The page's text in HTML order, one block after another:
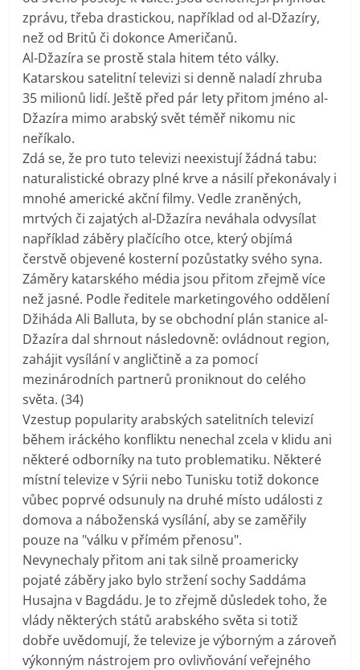
zprávu, třeba drastickou, například od al-Džazíry,
než od Britů či dokonce Američanů.
Al-Džazíra se prostě stala hitem této války.
Katarskou satelitní televizi si denně naladí zhruba
35 milionů lidí. Ještě před pár lety přitom jméno al-
Džazíra mimo arabský svět téměř nikomu nic
neříkalo.
Zdá se, že pro tuto televizi neexistují žádná tabu:
naturalistické obrazy plné krve a násilí překonávaly i
mnohé americké akční filmy. Vedle zraněných,
mrtvých či zajatých al-Džazíra neváhala odvysílat
například záběry plačícího otce, který objímá
čerstvě objevené kosterní pozůstatky svého syna.
Záměry katarského média jsou přitom zřejmě více
než jasné. Podle ředitele marketingového oddělení
Džiháda Ali Balluta, by se obchodní plán stanice al-
Džazíra dal shrnout následovně: ovládnout region,
zahájit vysílání v angličtině a za pomocí
mezinárodních partnerů proniknout do celého
světa. (34)
Vzestup popularity arabských satelitních televizí
během iráckého konfliktu nenechal zcela v klidu ani
některé odborníky na tuto problematiku. Některé
místní televize v Sýrii nebo Tunisku totiž dokonce
vůbec poprvé odsunuly na druhé místo události z
domova a náboženská vysílání, aby se zaměřily
pouze na "válku v přímém přenosu".
Nevynechaly přitom ani tak silně proamericky
pojaté záběry jako bylo stržení sochy Saddáma
Husajna v Bagdádu. Je to zřejmě důsledek toho, že
vlády některých států arabského světa si totiž
dobře uvědomují, že televize je výborným a zároveň
výkonným nástrojem pro ovlivňování veřejného